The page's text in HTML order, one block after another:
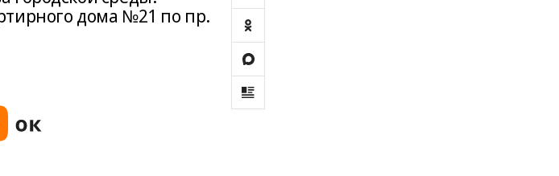
дома №21 по пр.